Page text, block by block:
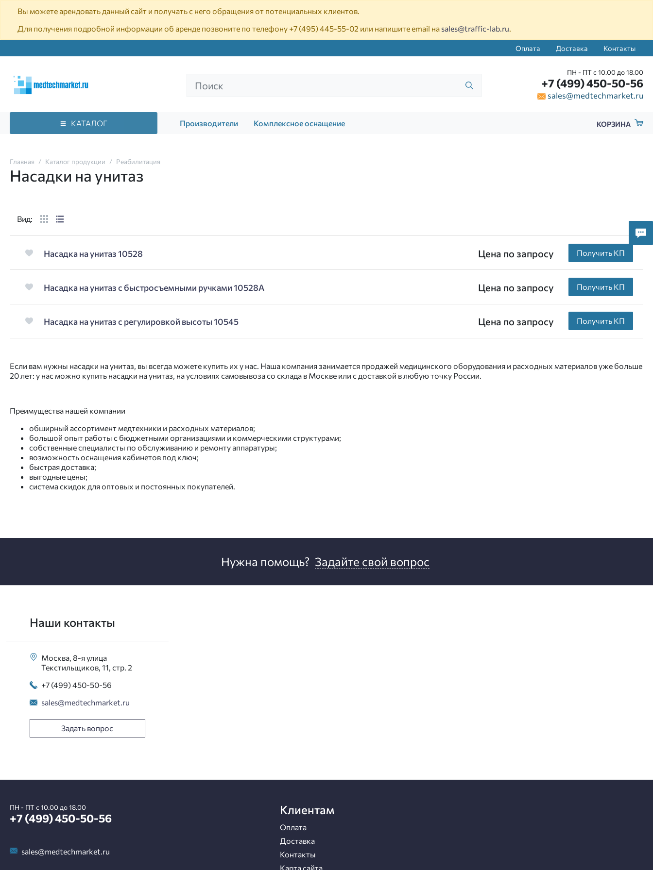
Вы можете арендовать данный сайт и получать с него обращения от потенциальных клиентов.
Для получения подробной информации об аренде позвоните по телефону +7 (495) 445-55-02 или напишите email на sales@traffic-lab.ru.
Оплата Доставка Контакты
ПН - ПТ с 10.00 до 18.00
+7 (499) 450-50-56
sales@medtechmarket.ru
КАТАЛОГ Производители Комплексное оснащение КОРЗИНА
Главная Каталог продукции Реабилитация
Насадки на унитаз
Вид:
Насадка на унитаз 10528 Цена по запросу Получить КП
Насадка на унитаз с быстросъемными ручками 10528А Цена по запросу Получить КП
Насадка на унитаз с регулировкой высоты 10545 Цена по запросу Получить КП
Если вам нужны насадки на унитаз, вы всегда можете купить их у нас. Наша компания занимается продажей медицинского оборудования и расходных материалов уже больше
20 лет: у нас можно купить насадки на унитаз, на условиях самовывоза со склада в Москве или с доставкой в любую точку России.
Преимущества нашей компании
обширный ассортимент медтехники и расходных материалов;
большой опыт работы с бюджетными организациями и коммерческими структурами;
собственные специалисты по обслуживанию и ремонту аппаратуры;
возможность оснащения кабинетов под ключ;
быстрая доставка;
выгодные цены;
система скидок для оптовых и постоянных покупателей.
Нужна помощь? Задайте свой вопрос
Наши контакты
Москва, 8-я улица
Текстильщиков, 11, стр. 2
+7 (499) 450-50-56
sales@medtechmarket.ru
Задать вопрос
ПН - ПТ с 10.00 до 18.00
+7 (499) 450-50-56
sales@medtechmarket.ru
Клиентам
Оплата
Доставка
Контакты
Карта сайта